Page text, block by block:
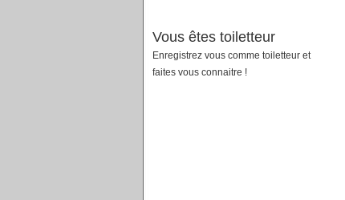
Vous êtes toiletteur
Enregistrez vous comme toiletteur et
faites vous connaitre !